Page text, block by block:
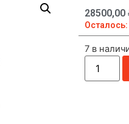
28500,00
Осталось:
7 в